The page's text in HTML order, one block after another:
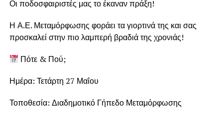
Οι ποδοσφαιριστές μας το έκαναν πράξη!
Η Α.Ε. Μεταμόρφωσης φοράει τα γιορτινά της και σας
προσκαλεί στην πιο λαμπερή βραδιά της χρονιάς!
Πότε & Πού;
Ημέρα: Τετάρτη 27 Μαΐου
Τοποθεσία: Διαδημοτικό Γήπεδο Μεταμόρφωσης